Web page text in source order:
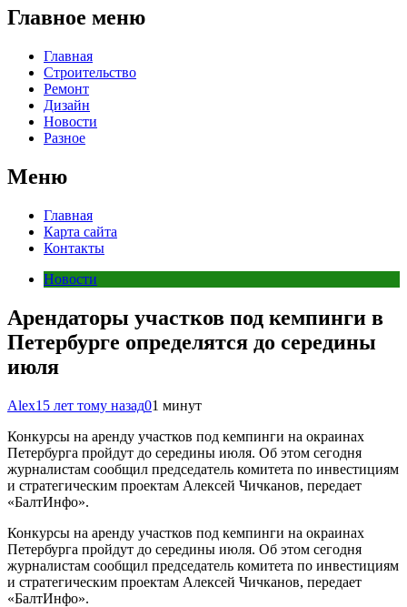
Главное меню
Главная
Строительство
Ремонт
Дизайн
Новости
Разное
Меню
Главная
Карта сайта
Контакты
Новости
Арендаторы участков под кемпинги в
Петербурге определятся до середины
июля
Alex15 лет тому назад01 минут
Конкурсы на аренду участков под кемпинги на окраинах
Петербурга пройдут до середины июля. Об этом сегодня
журналистам сообщил председатель комитета по инвестициям
и стратегическим проектам Алексей Чичканов, передает
«БалтИнфо».
Конкурсы на аренду участков под кемпинги на окраинах
Петербурга пройдут до середины июля. Об этом сегодня
журналистам сообщил председатель комитета по инвестициям
и стратегическим проектам Алексей Чичканов, передает
«БалтИнфо».